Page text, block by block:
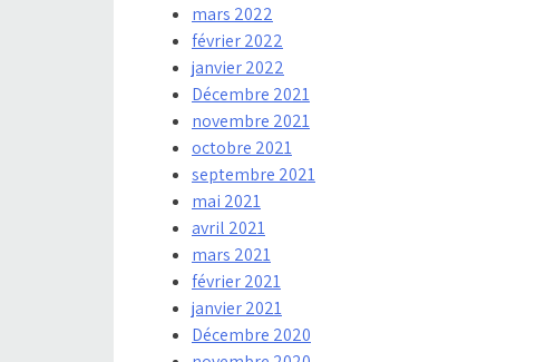
mars 2022
février 2022
janvier 2022
Décembre 2021
novembre 2021
octobre 2021
septembre 2021
mai 2021
avril 2021
mars 2021
février 2021
janvier 2021
Décembre 2020